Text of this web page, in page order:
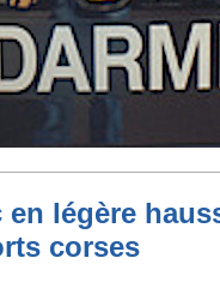
légère
corses